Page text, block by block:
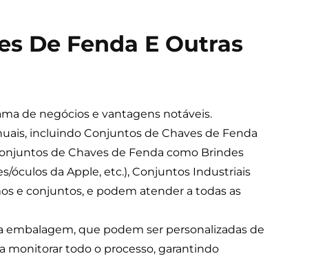
De Fenda E Outras
de negócios e vantagens notáveis.
incluindo Conjuntos de Chaves de Fenda
de Chaves de Fenda como Brindes
óculos da Apple, etc.), Conjuntos Industriais
e conjuntos, e podem atender a todas as
embalagem, que podem ser personalizadas de
monitorar todo o processo, garantindo